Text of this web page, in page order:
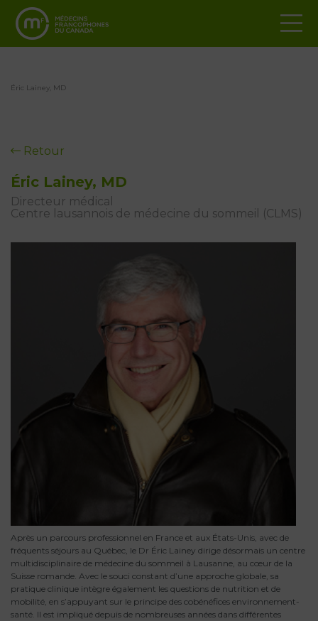
Éric Lainey, MD
Retour
Éric Lainey, MD
Directeur médical
Centre lausannois de médecine du sommeil (CLMS)
Après un parcours professionnel en France et aux États-Unis, avec de
fréquents séjours au Québec, le Dr Éric Lainey dirige désormais un centre
multidisciplinaire de médecine du sommeil à Lausanne, au cœur de la
Suisse romande. Avec le souci constant d’une approche globale, sa
pratique clinique intègre également les questions de nutrition et de
mobilité, en s’appuyant sur le principe des cobénéfices environnement-
santé. Il est impliqué depuis de nombreuses années dans différentes